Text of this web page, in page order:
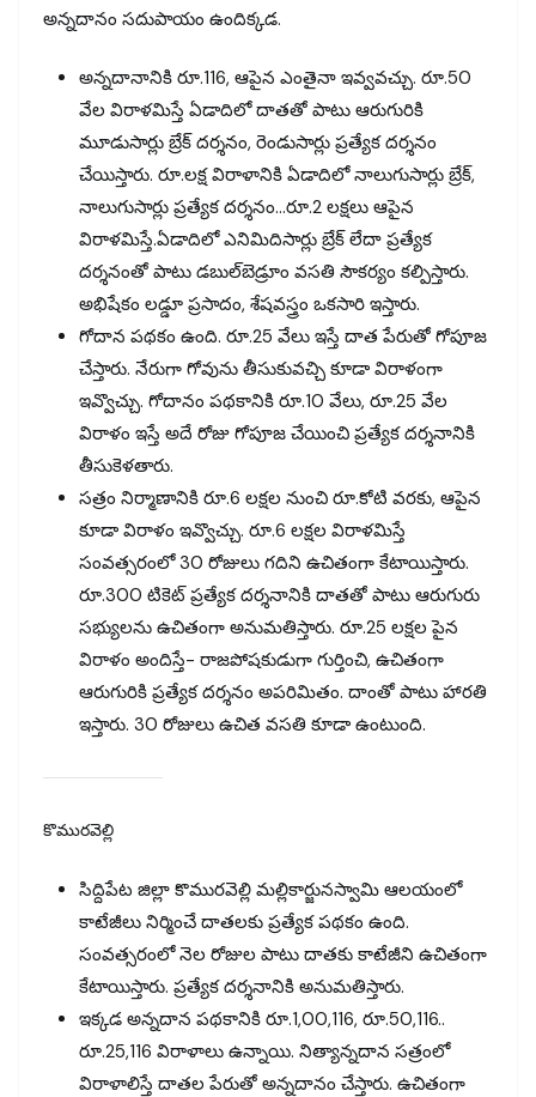
అన్నదానం సదుపాయం ఉందిక్కడ.
అన్నదానానికి రూ.116, ఆపైన ఎంతైనా ఇవ్వవచ్చు. రూ.50
వేల విరాళమిస్తే ఏడాదిలో దాతతో పాటు ఆరుగురికి
మూడుసార్లు బ్రేక్‌ దర్శనం, రెండుసార్లు ప్రత్యేక దర్శనం
చేయిస్తారు. రూ.లక్ష విరాళానికి ఏడాదిలో నాలుగుసార్లు బ్రేక్,
నాలుగుసార్లు ప్రత్యేక దర్శనం…రూ.2 లక్షలు ఆపైన
విరాళమిస్తే.ఏడాదిలో ఎనిమిదిసార్లు బ్రేక్‌ లేదా ప్రత్యేక
దర్శనంతో పాటు డబుల్‌బెడ్రూం వసతి సౌకర్యం కల్పిస్తారు.
అభిషేకం లడ్డూ ప్రసాదం, శేషవస్త్రం ఒకసారి ఇస్తారు.
గోదాన పథకం ఉంది. రూ.25 వేలు ఇస్తే దాత పేరుతో గోపూజ
చేస్తారు. నేరుగా గోవును తీసుకువచ్చి కూడా విరాళంగా
ఇవ్వొచ్చు. గోదానం పథకానికి రూ.10 వేలు, రూ.25 వేల
విరాళం ఇస్తే అదే రోజు గోపూజ చేయించి ప్రత్యేక దర్శనానికి
తీసుకెళతారు.
సత్రం నిర్మాణానికి రూ.6 లక్షల నుంచి రూ.కోటి వరకు, ఆపైన
కూడా విరాళం ఇవ్వొచ్చు. రూ.6 లక్షల విరాళమిస్తే
సంవత్సరంలో 30 రోజులు గదిని ఉచితంగా కేటాయిస్తారు.
రూ.300 టికెట్‌ ప్రత్యేక దర్శనానికి దాతతో పాటు ఆరుగురు
సభ్యులను ఉచితంగా అనుమతిస్తారు. రూ.25 లక్షల పైన
విరాళం అందిస్తే- రాజపోషకుడుగా గుర్తించి, ఉచితంగా
ఆరుగురికి ప్రత్యేక దర్శనం అపరిమితం. దాంతో పాటు హారతి
ఇస్తారు. 30 రోజులు ఉచిత వసతి కూడా ఉంటుంది.
కొమురవెల్లి
సిద్దిపేట జిల్లా కొమురవెల్లి మల్లికార్జునస్వామి ఆలయంలో
కాటేజీలు నిర్మించే దాతలకు ప్రత్యేక పథకం ఉంది.
సంవత్సరంలో నెల రోజుల పాటు దాతకు కాటేజీని ఉచితంగా
కేటాయిస్తారు. ప్రత్యేక దర్శనానికి అనుమతిస్తారు.
ఇక్కడ అన్నదాన పథకానికి రూ.1,00,116, రూ.50,116..
రూ.25,116 విరాళాలు ఉన్నాయి. నిత్యాన్నదాన సత్రంలో
విరాళాలిస్తే దాతల పేరుతో అన్నదానం చేస్తారు. ఉచితంగా